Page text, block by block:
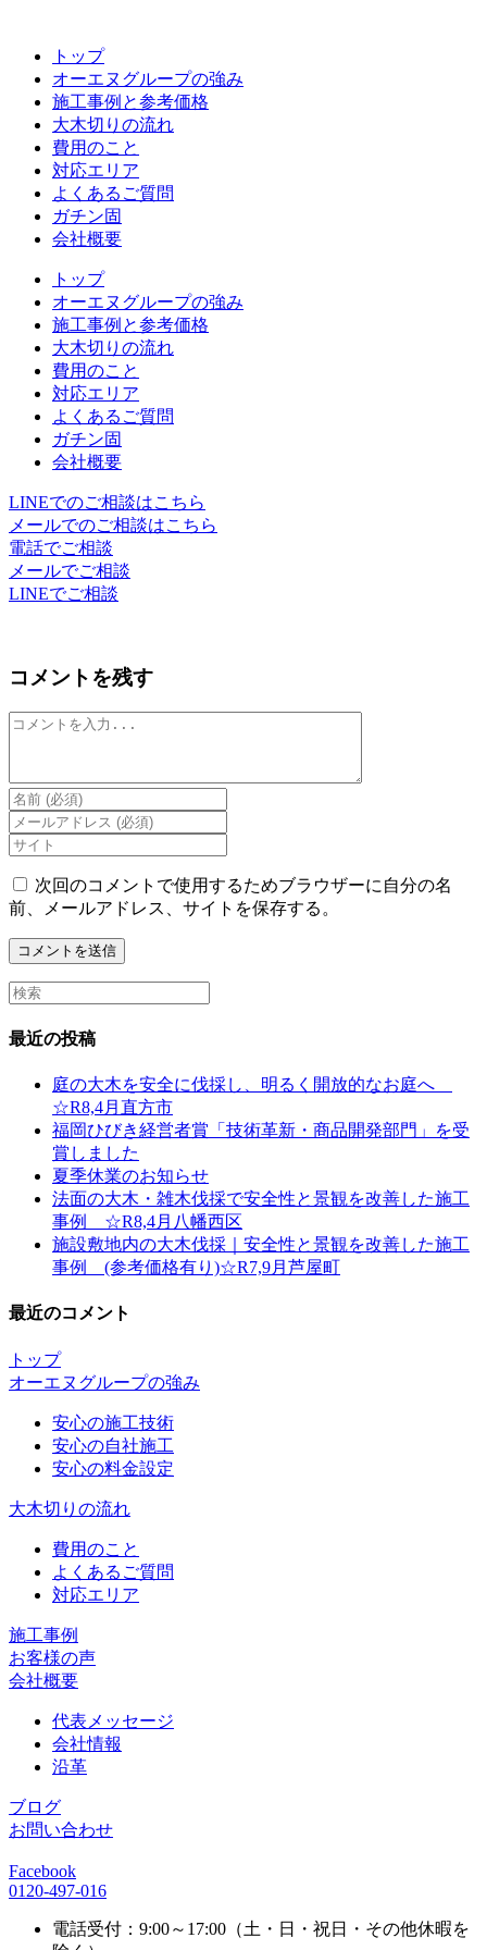
トップ
オーエヌグループの強み
施工事例と参考価格
大木切りの流れ
費用のこと
対応エリア
よくあるご質問
ガチン固
会社概要
トップ
オーエヌグループの強み
施工事例と参考価格
大木切りの流れ
費用のこと
対応エリア
よくあるご質問
ガチン固
会社概要
LINEでのご相談はこちら
メールでのご相談はこちら
電話でご相談
メールでご相談
LINEでご相談
コメントを残す
コ
ト
Enter
your
name
or
username
to
comment
Enter
your
email
address
to
comment
Enter
your
website
URL
(optional)
次回のコメントで使用するためブラウザーに自分の名
前、メールアドレス、サイトを保存する。
Search
this
website
最近の投稿
庭の大木を安全に伐採し、明るく開放的なお庭へ
☆R8,4月直方市
福岡ひびき経営者賞「技術革新・商品開発部門」を受
賞しました
夏季休業のお知らせ
法面の大木・雑木伐採で安全性と景観を改善した施工
事例 ☆R8,4月八幡西区
施設敷地内の大木伐採｜安全性と景観を改善した施工
事例 (参考価格有り)☆R7,9月芦屋町
最近のコメント
トップ
オーエヌグループの強み
安心の施工技術
安心の自社施工
安心の料金設定
大木切りの流れ
費用のこと
よくあるご質問
対応エリア
施工事例
お客様の声
会社概要
代表メッセージ
会社情報
沿革
ブログ
お問い合わせ
Facebook
0120-497-016
電話受付：9:00～17:00（土・日・祝日・その他休暇を